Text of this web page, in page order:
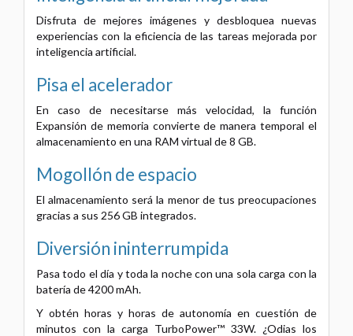
Disfruta de mejores imágenes y desbloquea nuevas
experiencias con la eficiencia de las tareas mejorada por
inteligencia artificial.
Pisa el acelerador
En caso de necesitarse más velocidad, la función
Expansión de memoria convierte de manera temporal el
almacenamiento en una RAM virtual de 8 GB.
Mogollón de espacio
El almacenamiento será la menor de tus preocupaciones
gracias a sus 256 GB integrados.
Diversión ininterrumpida
Pasa todo el día y toda la noche con una sola carga con la
batería de 4200 mAh.
Y obtén horas y horas de autonomía en cuestión de
minutos con la carga TurboPower™ 33W. ¿Odias los